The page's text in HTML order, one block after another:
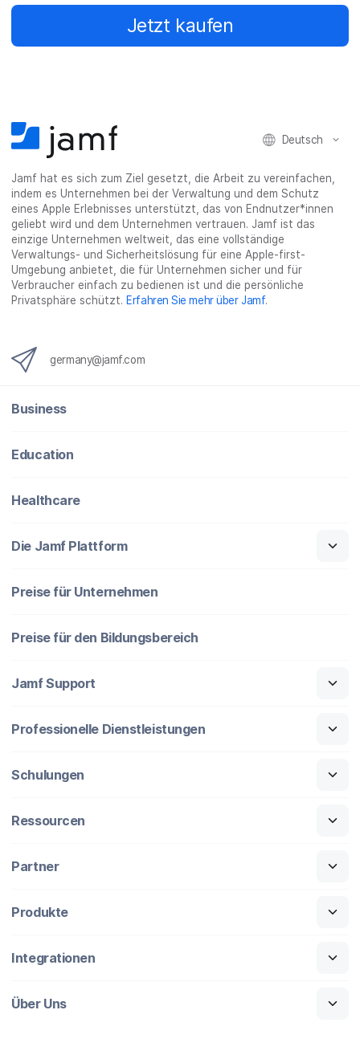
Jetzt kaufen
Deutsch
Jamf hat es sich zum Ziel gesetzt, die Arbeit zu vereinfachen,
indem es Unternehmen bei der Verwaltung und dem Schutz
eines Apple Erlebnisses unterstützt, das von Endnutzer*innen
geliebt wird und dem Unternehmen vertrauen. Jamf ist das
einzige Unternehmen weltweit, das eine vollständige
Verwaltungs- und Sicherheitslösung für eine Apple-first-
Umgebung anbietet, die für Unternehmen sicher und für
Verbraucher einfach zu bedienen ist und die persönliche
Privatsphäre schützt. Erfahren Sie mehr über Jamf.
germany@jamf.com
Business
Education
Healthcare
Die Jamf Plattform
Preise für Unternehmen
Preise für den Bildungsbereich
Jamf Support
Professionelle Dienstleistungen
Schulungen
Ressourcen
Partner
Produkte
Integrationen
Über Uns